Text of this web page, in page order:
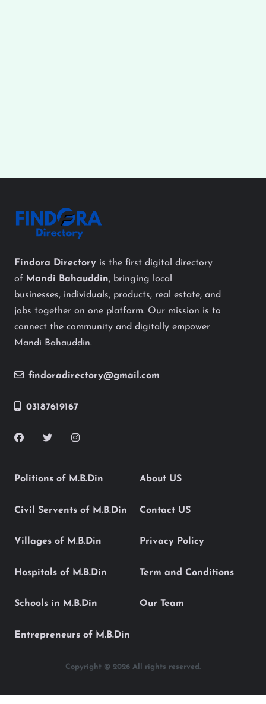
Findora Directory is the first digital directory
of Mandi Bahauddin, bringing local
businesses, individuals, products, real estate, and
jobs together on one platform. Our mission is to
connect the community and digitally empower
Mandi Bahauddin.
findoradirectory@gmail.com
03187619167
Politions of M.B.Din
Civil Servents of M.B.Din
Villages of M.B.Din
Hospitals of M.B.Din
Schools in M.B.Din
Entrepreneurs of M.B.Din
About US
Contact US
Privacy Policy
Term and Conditions
Our Team
Copyright © 2026 All rights reserved.